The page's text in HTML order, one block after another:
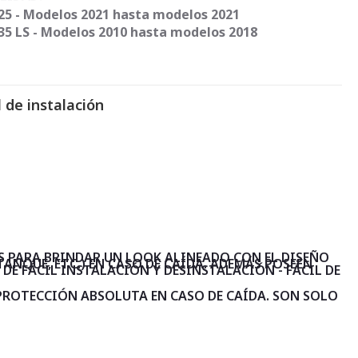
- Modelos 2021 hasta modelos 2021
LS - Modelos 2010 hasta modelos 2018
de instalación
PARA BRINDAR UN LOOK ALINEADO CON EL DISEÑO
ETC.) EN CASO DE CAÍDA. ADEMÁS POSEEN
DE FÁCIL INSTALACIÓN Y DESINSTALACIÓN - FÁCIL DE
ABSOLUTA EN CASO DE CAÍDA. SON SOLO